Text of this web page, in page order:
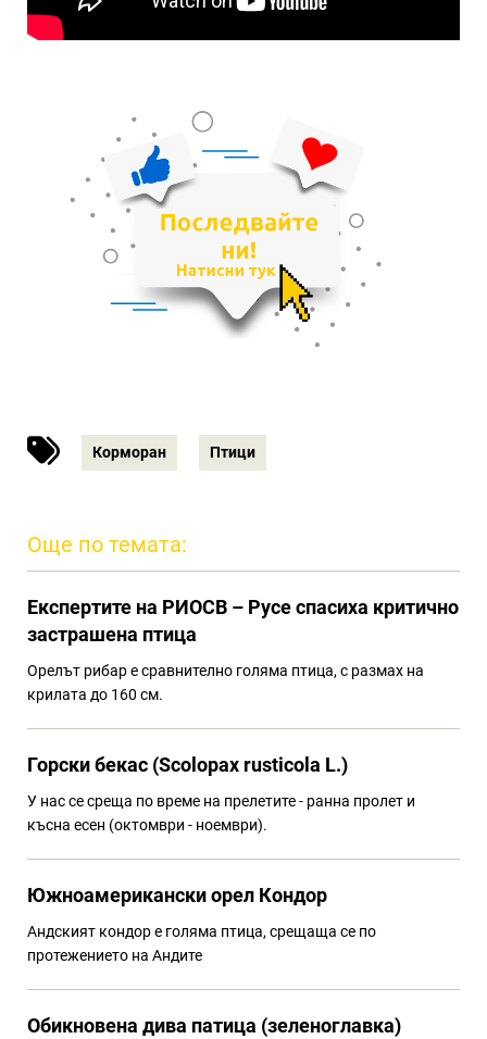
Корморан Птици
Още по темата:
Eкспертите на РИОСВ – Русе спасиха критично
застрашена птица
Орелът рибар е сравнително голяма птица, с размах на
крилата до 160 см.
Горски бекас (Scolopax rusticola L.)
У нас се среща по време на прелетите - ранна пролет и
късна есен (октомври - ноември).
Южноамерикански орел Кондор
Андският кондор е голяма птица, срещаща се по
протежението на Андите
Обикновена дива патица (зеленоглавка)